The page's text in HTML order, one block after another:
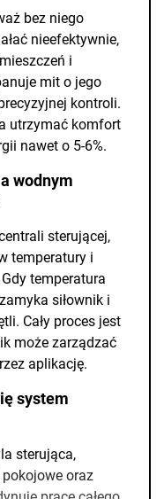
bez niego
nieefektywnie,
i
mit o jego
kontroli.
utrzymać komfort
nawet o 5-6%.
wodnym
sterującej,
temperatury i
temperatura
siłownik i
Cały proces jest
może zarządzać
aplikację.
system
sterująca,
oraz